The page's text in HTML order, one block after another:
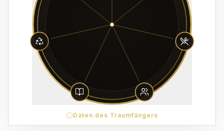
Daten des Traumfängers